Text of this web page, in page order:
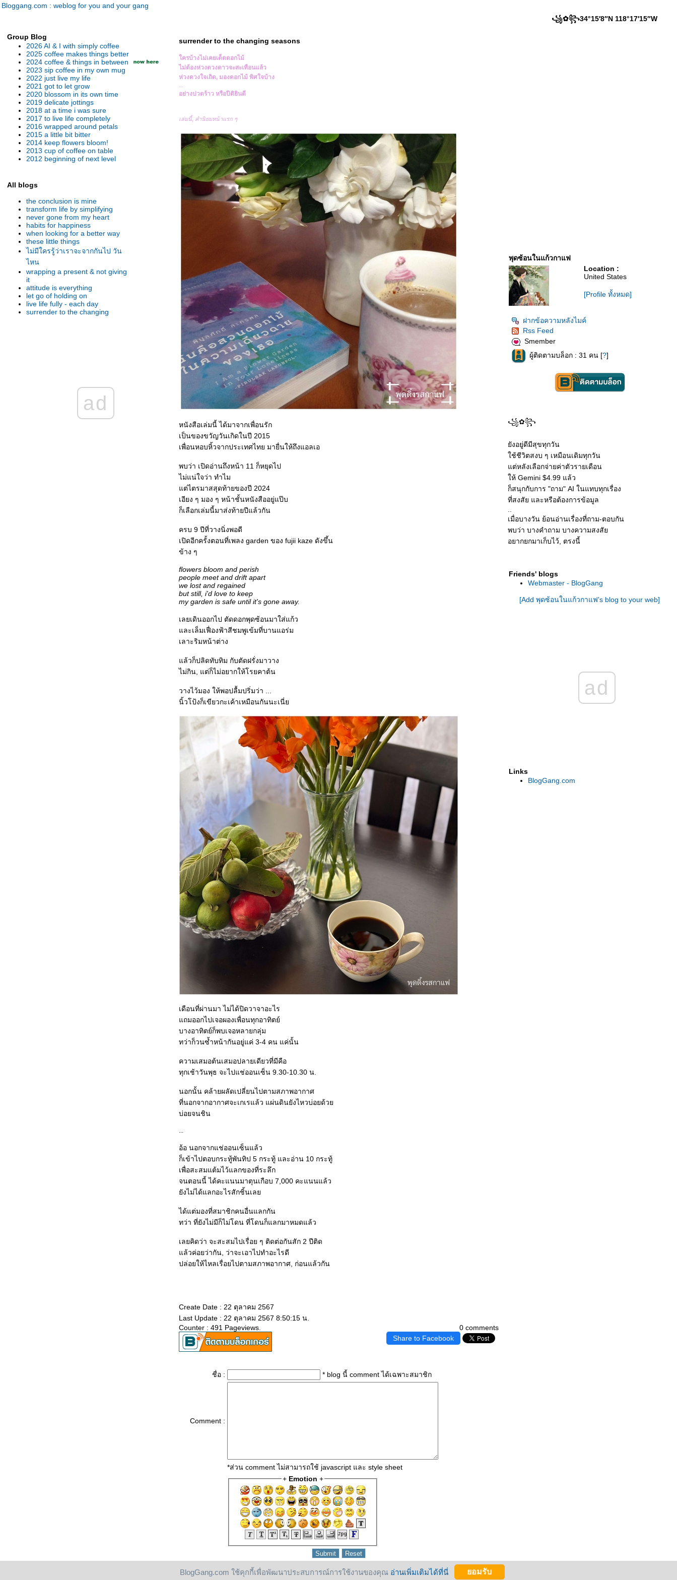
Bloggang.com : weblog for you and your gang
꧁✿꧂34°15′8″N 118°17′15″W
Group Blog
2026 AI & I with simply coffee
2025 coffee makes things better
2024 coffee & things in between
2023 sip coffee in my own mug
2022 just live my life
2021 got to let grow
2020 blossom in its own time
2019 delicate jottings
2018 at a time i was sure
2017 to live life completely
2016 wrapped around petals
2015 a little bit bitter
2014 keep flowers bloom!
2013 cup of coffee on table
2012 beginning of next level
All blogs
the conclusion is mine
transform life by simplifying
never gone from my heart
habits for happiness
when looking for a better way
these little things
ไม่มีใครรู้ว่าเราจะจากกันไป วัน
ไหน
wrapping a present & not giving
it
attitude is everything
let go of holding on
live life fully - each day
surrender to the changing
come from away
effortless & blissful moments
make sure it makes you happy
when wind whistles past my ears
ad
surrender to the changing seasons
ครบ้างไม่เคยเด็ดดอกไม้
ไม่ต้องห่วงดวงดาวจะสะเทือนแล้ว
ห่วงดวงใจเถิด, มองดอกไม้ พิศใจบ้าง
...
อย่างปวดร้าว หรือปีติยินดี
เล่มนี้ คำนิยมหน้าแรก ๆ
หนังสือเล่มนี้ ได้มาจากเพื่อนรัก
เป็นของขวัญวันเกิดในปี 2015
เพื่อนหอบหิ้วจากประเทศไทย มายื่นให้ถึงแอลเอ
พบว่า เปิดอ่านถึงหน้า 11 ก็หยุดไป
ไม่แน่ใจว่า ทำไม
ต่ไตรมาสสุดท้ายของปี 2024
เอียง ๆ มอง ๆ หน้าชั้นหนังสืออยู่แป๊บ
ก็เลือกเล่มนี้มาส่งท้ายปีแล้วกัน
ครบ 9 ปีที่วางนิ่งพอดี
เปิดอีกครั้งตอนที่เพลง garden ของ fujii kaze ดังขึ้น
ข้าง ๆ
flowers bloom and perish
people meet and drift apart
we lost and regained
but still, i'd love to keep
my garden is safe until it's gone away.
เลยเดินออกไป ตัดดอกพุดซ้อนมาใส่แก้ว
ละเล็มเฟื่องฟ้าสีชมพูเข้มที่บานแอร่ม
เลาะริมหน้าต่าง
ล้วก็ปลิดทับทิม กับตัดฝรั่งมาวาง
ไม่กิน, แต่ก็ไม่อยากให้โรยคาต้น
วางไว้มอง ให้พอปลื้มปริ่มว่า
นิ้วโป้งก็เขียวกะเค้าเหมือนกันนะเนี่
เดือนที่ผ่านมา ไม่ได้ปิดวาจาอะไร
ถมออกไปเจอผองเพื่อนทุกอาทิตย์
บางอาทิตย์ก็พบเจอหลายกลุ่ม
ทว่าก็วนซ้ำหน้ากันอยู่แค่ 3-4 คน แค่นั้น
ความเสมอต้นเสมอปลายเดียวที่มีคือ
ทุกเช้าวันพุธ จะไปแช่ออนเซ็น 9.30-10.30 น.
นอกนั้น คล้ายผลัดเปลี่ยนไปตามสภาพอากาศ
ที่นอกจากอากาศจะเกเรแล้ว แผ่นดินยังไหวบ่อยด้ว
บ่อยจนชิน
...
อ้อ นอกจากแช่ออนเซ็นแล้ว
ก็เข้าไปตอบกระทู้พันทิป 5 กระทู้ และอ่าน 10 กระทู้
เพื่อสะสมแต้มไว้แลกของที่ระลึก
จนตอนนี้ ได้คะแนนมาตุนเกือบ 7,000 คะแนนแล้ว
ังไม่ได้แลกอะไรสักชิ้นเล
ได้แต่มองที่สมาชิกคนอื่นแลกกัน
ทว่า ที่ยังไม่มีก็ไม่โดน ที่โดนก็แลกมาหมดแล้ว
เลยคิดว่า จะสะสมไปเรื่อย ๆ ติดต่อกันสัก 2 ปีติด
ล้วค่อยว่ากัน, ว่าจะเอาไปทำอะไรดี
ปล่อยให้ไหลเรื่อยไปตามสภาพอากาศ ก่อนแล้วกัน
Create Date : 22 ตุลาคม 2567
Last Update : 22 ตุลาคม 2567 8:50:15 น.
0 comments
Counter : 491 Pageviews.
Share to Facebook
ชื่อ : * blog นี้ comment ได้เฉพาะสมาชิก
Comment :
*ส่วน comment ไม่สามารถใช้ javascript และ style sheet
+ Emotion +
พุดซ้อนในแก้วกาแฟ
Location :
United States
[Profile ทั้งหมด]
ฝากข้อความหลังไมค์
Rss Feed
Smember
ผู้ติดตามบล็อก : 31 คน [?]
꧁✿꧂
ังอยู่ดีมีสุขทุกวัน
ช้ชีวิตสงบ ๆ เหมือนเดิมทุกวัน
ต่หลังเลือกจ่ายค่าตัวรายเดือน
ห้ Gemini $4.99 แล้ว
ก็สนุกกับการ "ถาม" AI ในแทบทุกเรื่อง
ที่สงสัย และหรือต้องการข้อมูล
เมื่อบางวัน ย้อนอ่านเรื่องที่ถาม-ตอบกัน
พบว่า บางคำถาม บางความสงสั
อยากยกมาเก็บไว้, ตรงนี้
Friends' blogs
Webmaster - BlogGang
[Add พุดซ้อนในแก้วกาแฟ's blog to your web]
ad
Links
BlogGang.com
| © 2004BlogGang.com allrights reserved.
BlogGang.com ใช้คุกกี้เพื่อพัฒนาประสบการณ์การใช้งานของคุณ อ่านเพิ่มเติมได้ที่นี่